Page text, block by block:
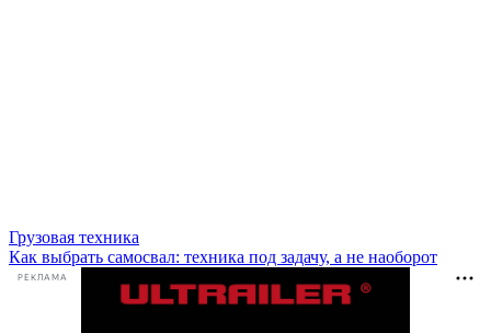
Грузовая техника
Как выбрать самосвал: техника под задачу, а не наоборот
РЕКЛАМА